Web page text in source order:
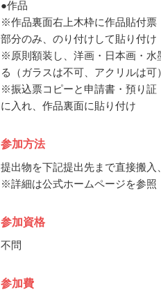
●作品
※作品裏面右上木枠に作品貼付票
部分のみ、のり付けして貼り付け
※原則額装し、洋画・日本画・水
る（ガラスは不可、アクリルは可）
※振込票コピーと申請書・預り証
に入れ、作品裏面に貼り付け
参加方法
提出物を下記提出先まで直接搬入
※詳細は公式ホームページを参照
参加資格
不問
参加費